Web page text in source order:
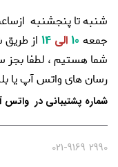
شنبه تا پنجشنبه
جمعه
الی از
شما هستیم ، لطفا بجز
رسان های واتس آپ یا
شماره پشتیبانی در واتس
2990 021-9169